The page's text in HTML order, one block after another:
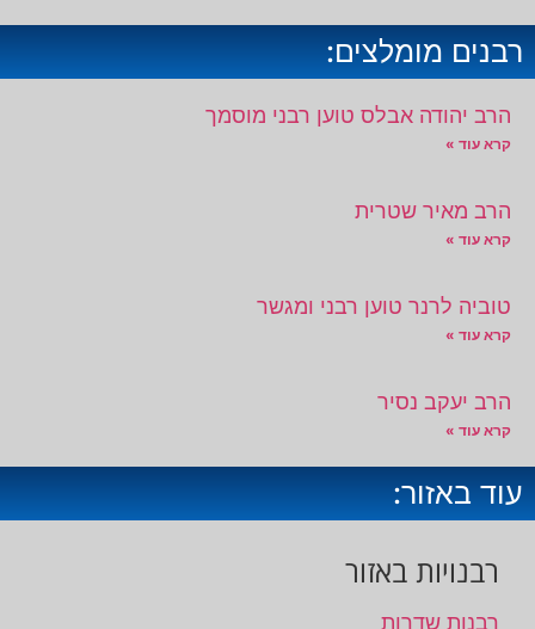
רבנים מומלצים:
הרב יהודה אבלס טוען רבני מוסמך
קרא עוד »
הרב מאיר שטרית
קרא עוד »
טוביה לרנר טוען רבני ומגשר
קרא עוד »
הרב יעקב נסיר
קרא עוד »
עוד באזור:
רבנויות באזור
רבנות שדרות